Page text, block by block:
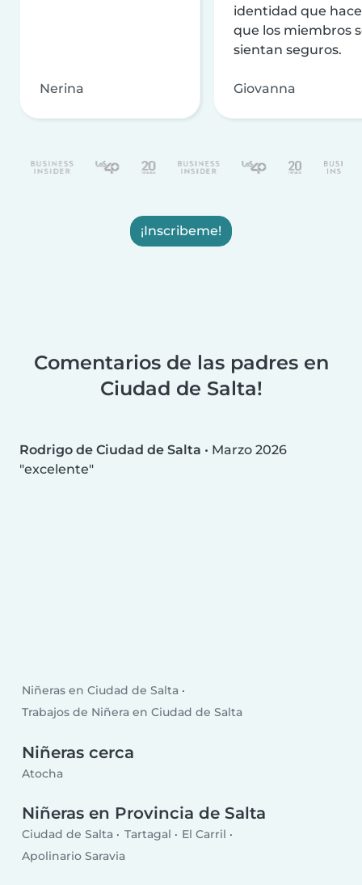
Nerina
identidad que
que los miembros
sientan seguros.
Giovanna
¡Inscribeme!
Comentarios de las padres en
Ciudad de Salta!
Rodrigo de Ciudad de Salta • Marzo 2026
excelente
Niñeras en Ciudad de Salta
Trabajos de Niñera en Ciudad de Salta
Niñeras cerca
Atocha
Niñeras en Provincia de Salta
Ciudad de Salta Tartagal
El Carril
Apolinario Saravia